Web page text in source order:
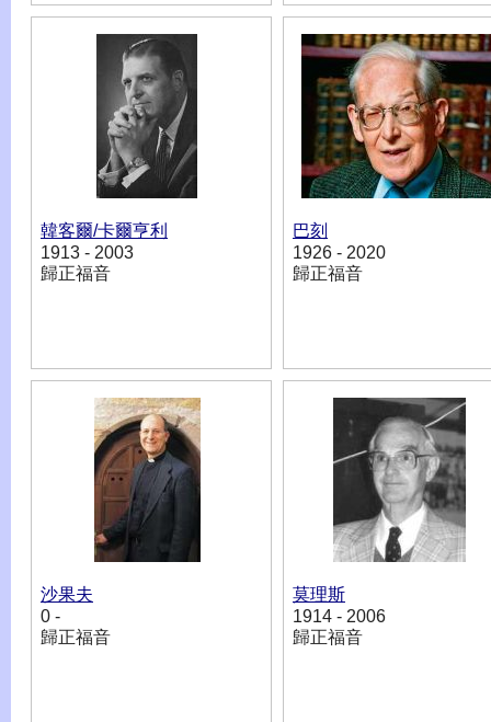
韓客爾/卡爾亨利
1913 - 2003
歸正福音
巴刻
1926 - 2020
歸正福音
沙果夫
0 -
歸正福音
莫理斯
1914 - 2006
歸正福音